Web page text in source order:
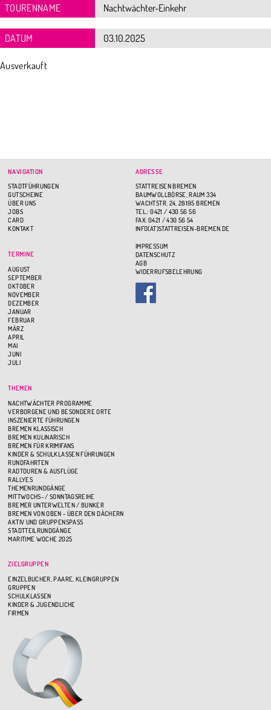
TOURENNAME
DATUM
Ausverkauft
NAVIGATION
STADTFÜHRUNGEN
GUTSCHEINE
ÜBER UNS
JOBS
CARD
KONTAKT
TERMINE
AUGUST
SEPTEMBER
OKTOBER
NOVEMBER
DEZEMBER
JANUAR
FEBRUAR
MÄRZ
APRIL
MAI
JUNI
JULI
THEMEN
NACHTWÄCHTER PROGRAMME
VERBORGENE UND BESONDERE ORTE
INSZENIERTE FÜHRUNGEN
BREMEN KLASSISCH
BREMEN KULINARISCH
BREMEN FÜR KRIMIFANS
KINDER & SCHULKLASSEN FÜHRUNGEN
RUNDFAHRTEN
RADTOUREN & AUSFLÜGE
RALLYES
THEMENRUNDGÄNGE
MITTWOCHS- / SONNTAGSREIHE
BREMER UNTERWELTEN / BUNKER
BREMEN VON OBEN - ÜBER DEN DÄCHERN
AKTIV UND GRUPPENSPASS
STADTTEILRUNDGÄNGE
MARITIME WOCHE 2025
ZIELGRUPPEN
EINZELBUCHER, PAARE, KLEINGRUPPEN
GRUPPEN
SCHULKLASSEN
KINDER & JUGENDLICHE
FIRMEN
ADRESSE
STATTREISEN BREMEN
BAUMWOLLBÖRSE, RAUM 334
WACHTSTR. 24, 28195 BREMEN
TEL.: 0421 / 430 56 56
FAX: 0421 / 430 56 54
INFO(AT)STATTREISEN-BREMEN.DE
IMPRESSUM
DATENSCHUTZ
AGB
WIDERRUFSBELEHRUNG